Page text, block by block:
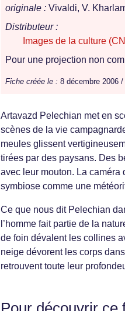
originale : Vivaldi, V.
Distributeur :
Images de la culture
Pour une projection non
Fiche créée le : 8 décembre 2006 /
Artavazd Pelechian met en
scènes de la vie
meules glissent
tirées par des paysans. Des
avec leur mouton. La
symbiose comme une
Ce que nous dit Pelechian
l’homme fait partie de la
de foin dévalent les collines
neige dévorent les corps
retrouvent toute leur